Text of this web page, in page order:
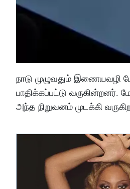
நாடு முழுவதும் இணையவழி
பாதிக்கப்பட்டு
அந்த நிறுவனம் முடக்கி